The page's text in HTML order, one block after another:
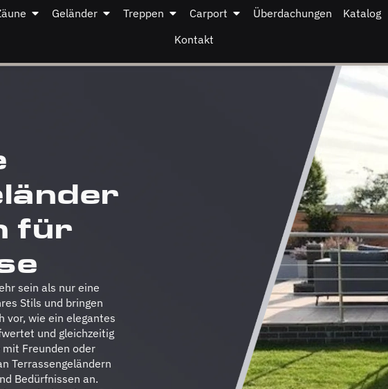
Geländer Treppen Carport Überdachungen Katalog
Kontakt
für
sein als nur eine
Stils und bringen
vor, wie ein elegantes
und gleichzeitig
Freunden oder
Terrassengeländern
Bedürfnissen an.